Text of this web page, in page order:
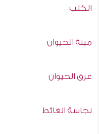
الكلب
ميتة الحيوان
عرق الحيوان
نجاسة الغائط